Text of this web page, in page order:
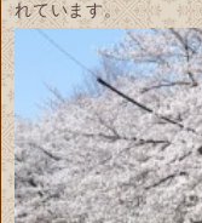
れています。